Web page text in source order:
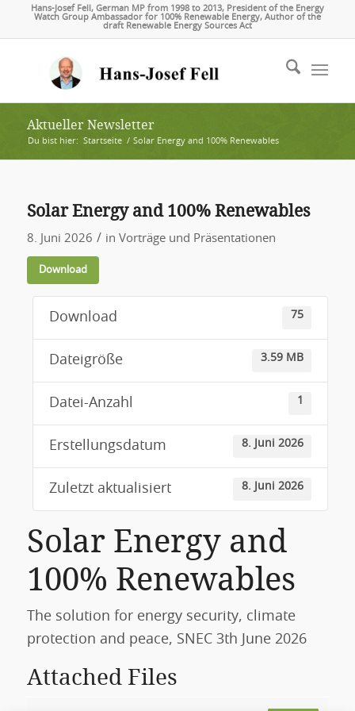
Hans-Josef Fell, German MP from 1998 to 2013, President of the Energy
Watch Group Ambassador for 100% Renewable Energy, Author of the
draft Renewable Energy Sources Act
Aktueller Newsletter
Du bist hier: Startseite / Solar Energy and 100% Renewables
Solar Energy and 100% Renewables
8. Juni 2026 / in Vorträge und Präsentationen
Download
Download 75
Dateigröße 3.59 MB
Datei-Anzahl 1
Erstellungsdatum 8. Juni 2026
Zuletzt aktualisiert 8. Juni 2026
Solar Energy and
100% Renewables
The solution for energy security, climate
protection and peace, SNEC 3th June 2026
Attached Files